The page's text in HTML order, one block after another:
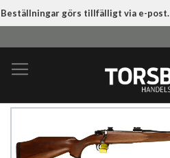
Beställningar görs tillfälligt via e-post.
till
innehållet
slutet
av